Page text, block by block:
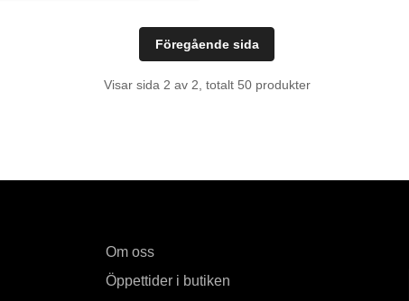
Föregående sida
Visar sida 2 av 2, totalt 50 produkter
Om oss
Öppettider i butiken